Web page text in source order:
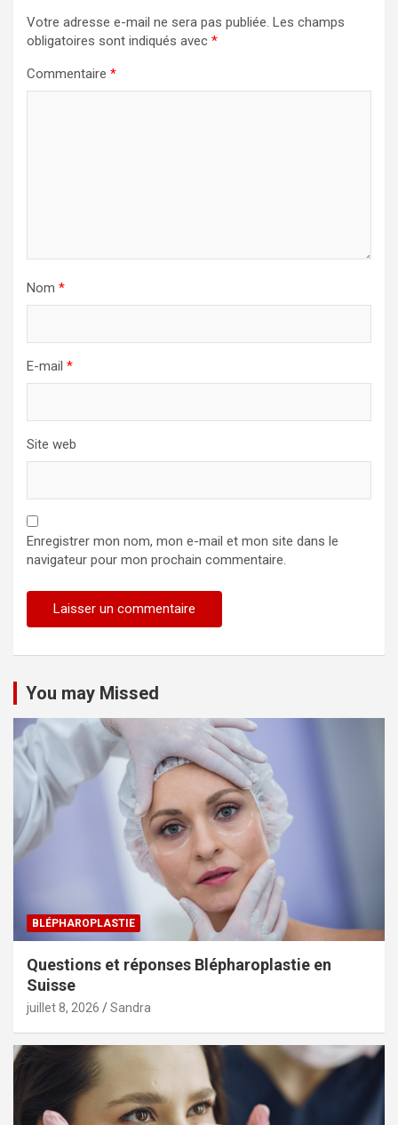
Votre adresse e-mail ne sera pas publiée. Les champs
obligatoires sont indiqués avec *
Commentaire *
Nom *
E-mail *
Site web
Enregistrer mon nom, mon e-mail et mon site dans le
navigateur pour mon prochain commentaire.
You may Missed
BLÉPHAROPLASTIE
Questions et réponses Blépharoplastie en
Suisse
juillet 8, 2026 Sandra